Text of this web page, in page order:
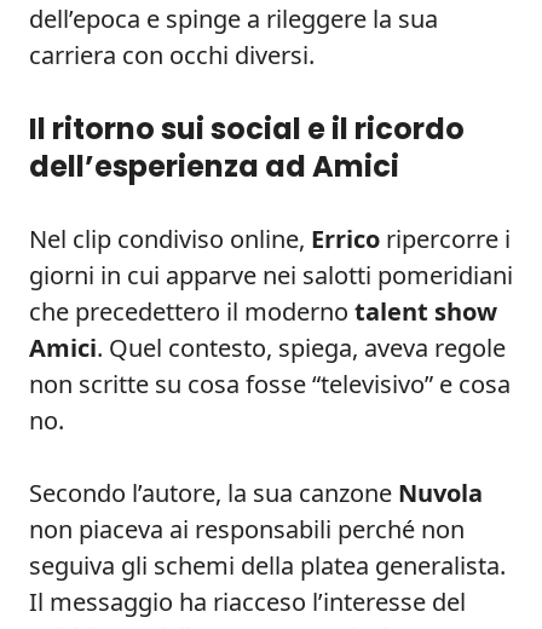
dell’epoca e spinge a rileggere la sua
carriera con occhi diversi.
Il ritorno sui social e il ricordo
dell’esperienza ad Amici
Nel clip condiviso online, Errico ripercorre i
giorni in cui apparve nei salotti pomeridiani
che precedettero il moderno talent show
Amici. Quel contesto, spiega, aveva regole
non scritte su cosa fosse “televisivo” e cosa
no.
Secondo l’autore, la sua canzone Nuvola
non piaceva ai responsabili perché non
seguiva gli schemi della platea generalista.
Il messaggio ha riacceso l’interesse del